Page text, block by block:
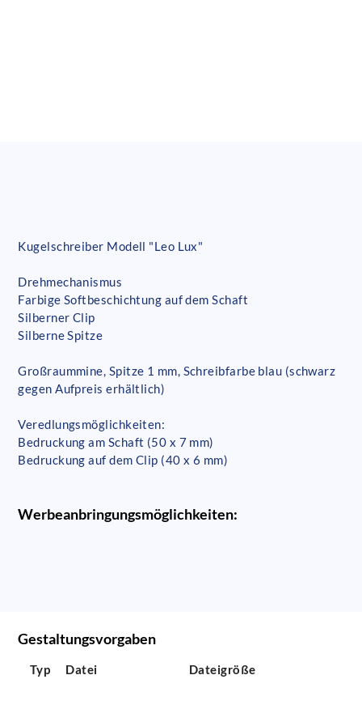
Kugelschreiber Modell "Leo Lux"
Drehmechanismus
Farbige Softbeschichtung auf dem Schaft
Silberner Clip
Silberne Spitze
Großraummine, Spitze 1 mm, Schreibfarbe blau (schwarz
gegen Aufpreis erhältlich)
Veredlungsmöglichkeiten:
Bedruckung am Schaft (50 x 7 mm)
Bedruckung auf dem Clip (40 x 6 mm)
Werbeanbringungsmöglichkeiten:
Gestaltungsvorgaben
Typ Datei Dateigröße